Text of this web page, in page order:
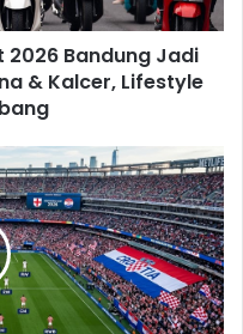
2026 Bandung Jadi
& Kalcer, Lifestyle